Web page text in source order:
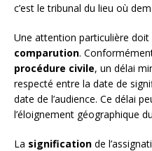
c’est le tribunal du lieu où
Une attention particulière
comparution.
procédure civile, un délai
respecté entre la date de
date de l’audience. Ce délai
l’éloignement géographique
La signification de